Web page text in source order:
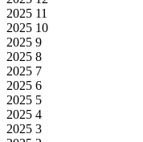
2025 11
2025 10
2025 9
2025 8
2025 7
2025 6
2025 5
2025 4
2025 3